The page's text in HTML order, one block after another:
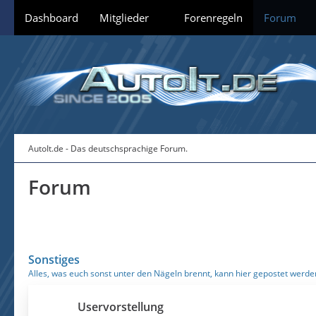
Dashboard Mitglieder Forenregeln Forum
AutoIt.de - Das deutschsprachige Forum.
Forum
Sonstiges
Alles, was euch sonst unter den Nägeln brennt, kann hier gepostet
Uservorstellung